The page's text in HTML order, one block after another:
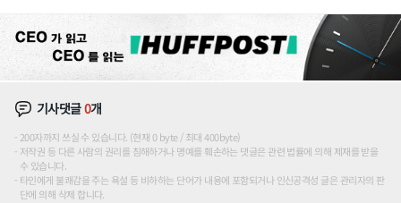
기사댓글0개
200자까지 쓰실 수 있습니다. (현재 0 byte / 최대 400byte)
저작권 등 다른 사람의 권리를 침해하거나 명예를 훼손하는 댓글은 관련 법률에 의해 제재를 받을
수 있습니다.
타인에게 불쾌감을 주는 욕설 등 비하하는 단어가 내용에 포함되거나 인신공격성 글은 관리자의 판
단에 의해 삭제 합니다.